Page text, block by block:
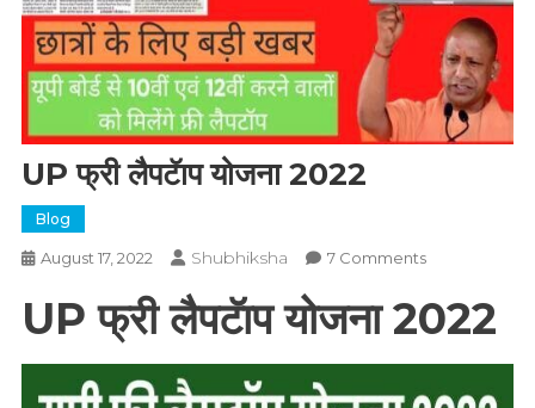
UP फ्री लैपटॅाप योजना 2022
Blog
August 17, 2022 Shubhiksha 7 CommentsOn
फ्री
लैपटॅाप
योजना
2022
UP फ्री लैपटॅाप योजना 2022